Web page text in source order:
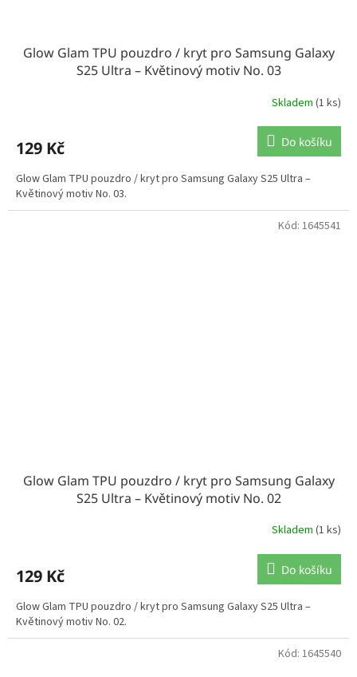
Glow Glam TPU pouzdro / kryt pro Samsung Galaxy
S25 Ultra – Květinový motiv No. 03
Skladem (1 ks)
129 Kč Do košíku
Glow Glam TPU pouzdro / kryt pro Samsung Galaxy S25 Ultra –
Květinový motiv No. 03.
Glow Glam TPU pouzdro / kryt pro Samsung Galaxy
S25 Ultra – Květinový motiv No. 02
Skladem (1 ks)
129 Kč Do košíku
Glow Glam TPU pouzdro / kryt pro Samsung Galaxy S25 Ultra –
Květinový motiv No. 02.
Kód: 1645541
Kód: 1645540